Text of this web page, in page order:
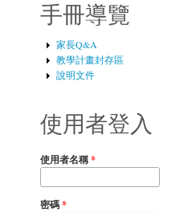
手冊導覽
家長Q&A
教學計畫封存區
說明文件
使用者登入
使用者名稱*
密碼*